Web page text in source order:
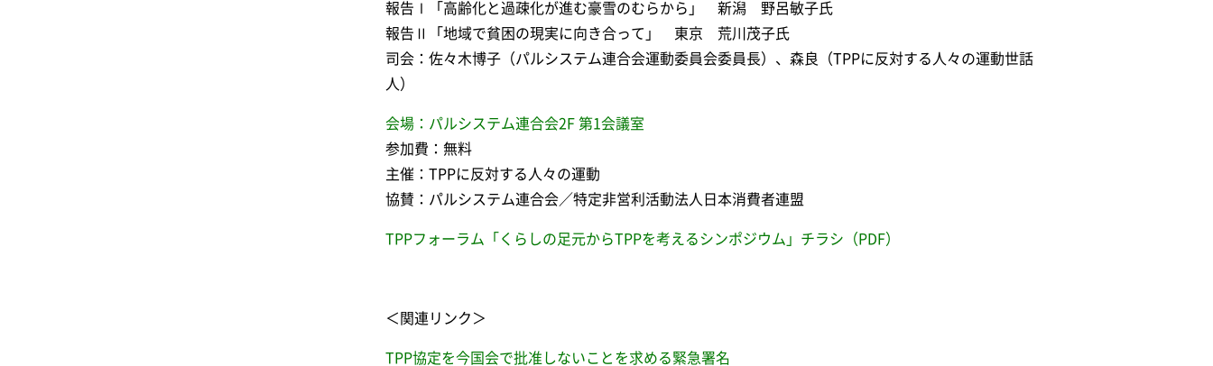
報告Ⅰ「高齢化と過疎化が進む豪雪のむらから」 新潟 野呂敏子氏
報告Ⅱ「地域で貧困の現実に向き合って」 東京 荒川茂子氏
司会：佐々木博子（パルシステム連合会運動委員会委員長）、森良（TPPに反対する人々の運動世話
人）
会場：パルシステム連合会2F 第1会議室
参加費：無料
主催：TPPに反対する人々の運動
協賛：パルシステム連合会／特定非営利活動法人日本消費者連盟
TPPフォーラム「くらしの足元からTPPを考えるシンポジウム」チラシ（PDF）
＜関連リンク＞
TPP協定を今国会で批准しないことを求める緊急署名